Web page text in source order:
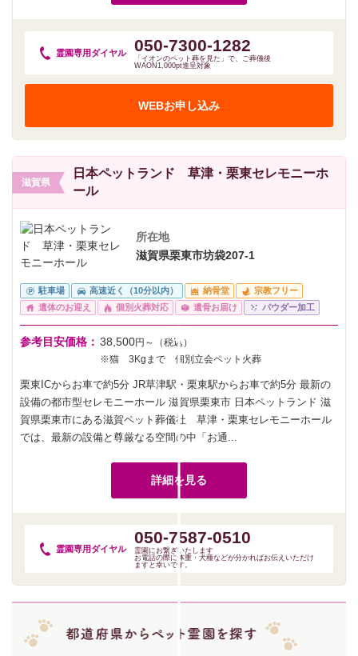
霊園専用 ダイヤル 050-7300-1282
「イオンのペット葬を見た」で、ご葬儀後
WAON1,000pt進呈対象
WEBお申し込み
滋賀県
日本ペットランド 草津・栗東セレモニーホ
ール
所在地
滋賀県栗東市坊袋207-1
駐車場 高速近く（10分以内） 納骨堂
宗教フリー
遺体のお迎え
個別火葬対応 遺骨お届け パウダー加工
参考目安価格： 38,500円～（税込）
※猫 3Kgまで 個別立会ペット火葬
栗東ICからお車で約5分 JR草津駅・栗東駅からお車で約5分 最新の
設備の都市型セレモニーホール 滋賀県栗東市 日本ペットランド 滋
賀県栗東市にある滋賀ペット葬儀社 草津・栗東セレモニーホール
では、最新の設備と尊厳なる空間の中「お通...
詳細を見る
霊園専用 ダイヤル
050-7587-0510
霊園にお繋ぎいたします
お電話の際に体重・犬種などが分かればお伝えいただけ
ますと幸いです。